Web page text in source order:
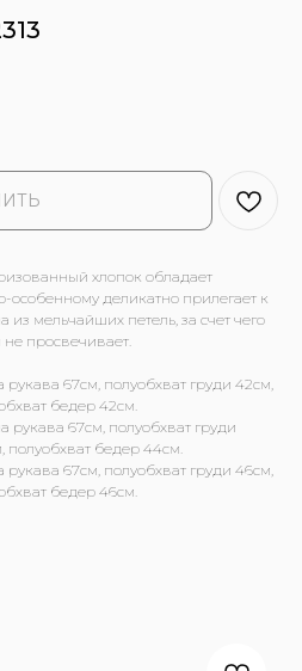
хлопок обладает
деликатно прилегает к
из мельчайших петель, за счет чего
просвечивает.
67см, полуобхват груди 42см,
бедер 42см.
рукава 67см, полуобхват груди
полуобхват бедер 44см.
67см, полуобхват груди 46см,
бедер 46см.